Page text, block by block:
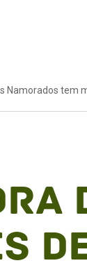
Namorados tem